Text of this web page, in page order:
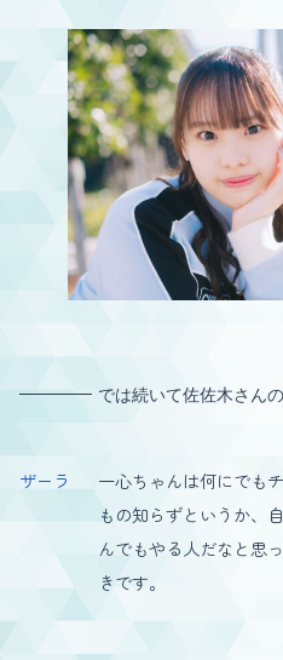
では続いて佐佐木さん
ザーラ
一心ちゃんは何にでも
もの知らずというか、
んでもやる人だなと思
きです。